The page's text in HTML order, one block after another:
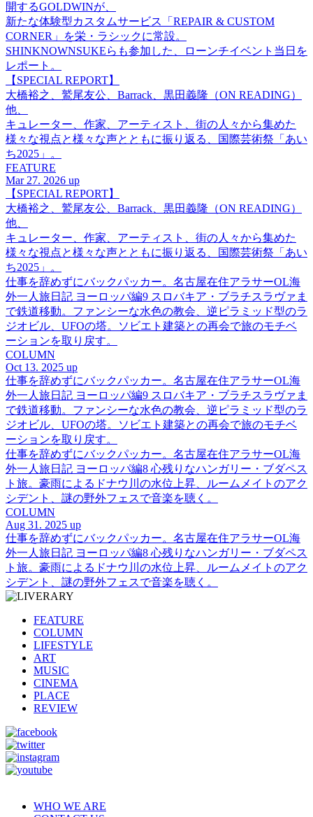
開するGOLDWINが、
新たな体験型カスタムサービス「REPAIR & CUSTOM
CORNER」を栄・ラシックに常設。
SHINKNOWNSUKEらも参加した、ローンチイベント当日を
レポート。
【SPECIAL REPORT】
大橋裕之、鷲尾友公、Barrack、黒田義隆（ON READING）
他、
キュレーター、作家、アーティスト、街の人々から集めた
様々な視点と様々な声とともに振り返る、国際芸術祭「あい
ち2025」。
FEATURE
Mar 27. 2026 up
【SPECIAL REPORT】
大橋裕之、鷲尾友公、Barrack、黒田義隆（ON READING）
他、
キュレーター、作家、アーティスト、街の人々から集めた
様々な視点と様々な声とともに振り返る、国際芸術祭「あい
ち2025」。
仕事を辞めずにバックパッカー。名古屋在住アラサーOL海
外一人旅日記 ヨーロッパ編9 スロバキア・ブラチスラヴァま
で鉄道移動。ファンシーな水色の教会、逆ピラミッド型のラ
ジオビル、UFOの塔。ソビエト建築との再会で旅のモチベ
ーションを取り戻す。
COLUMN
Oct 13. 2025 up
仕事を辞めずにバックパッカー。名古屋在住アラサーOL海
外一人旅日記 ヨーロッパ編9 スロバキア・ブラチスラヴァま
で鉄道移動。ファンシーな水色の教会、逆ピラミッド型のラ
ジオビル、UFOの塔。ソビエト建築との再会で旅のモチベ
ーションを取り戻す。
仕事を辞めずにバックパッカー。名古屋在住アラサーOL海
外一人旅日記 ヨーロッパ編8 心残りなハンガリー・ブダペス
ト旅。豪雨によるドナウ川の水位上昇、ルームメイトのアク
シデント、謎の野外フェスで音楽を聴く。
COLUMN
Aug 31. 2025 up
仕事を辞めずにバックパッカー。名古屋在住アラサーOL海
外一人旅日記 ヨーロッパ編8 心残りなハンガリー・ブダペス
ト旅。豪雨によるドナウ川の水位上昇、ルームメイトのアク
シデント、謎の野外フェスで音楽を聴く。
FEATURE
COLUMN
LIFESTYLE
ART
MUSIC
CINEMA
PLACE
REVIEW
WHO WE ARE